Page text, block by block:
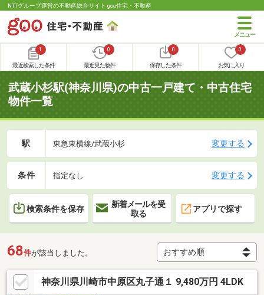
NTTグループ運営の不動産総合サイト goo住宅・不動産
1
最近検索した条件
0
最近見た物件
0
保存した条件
0
お気に入り
武蔵小杉駅(神奈川県)の中古一戸建て・中古住宅
物件一覧
駅 東急東横線/武蔵小杉 変更する
条件 指定なし 変更する
検索条件を保存
新着メールを受
取る
アプリで探す
68件が該当しました。
神奈川県川崎市中原区丸子通１ 9,480万円 4LDK